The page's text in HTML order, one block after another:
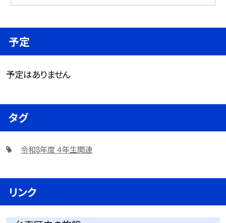
予定
予定はありません
タグ
令和8年度 ４年生関連
リンク